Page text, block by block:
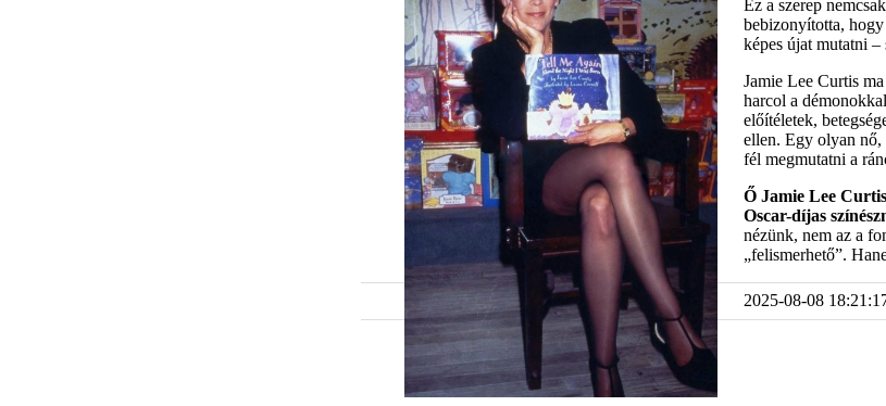
Ez a szerep
bebizonyította,
képes újat mutatni
Jamie Lee Curtis
harcol a
előítéletek,
ellen. Egy olyan nő,
fél megmutatni a
Ő Jamie Lee
Oscar-díjas
nézünk, nem az a
„felismerhető”.
2025-08-08